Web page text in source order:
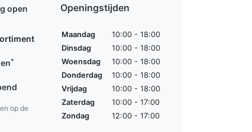
open
*
op de
Openingstijden
Maandag
10:00 - 18:00
Dinsdag
10:00 - 18:00
Woensdag
10:00 - 18:00
Donderdag
10:00 - 18:00
Vrijdag
10:00 - 18:00
Zaterdag
10:00 - 17:00
Zondag
12:00 - 17:00